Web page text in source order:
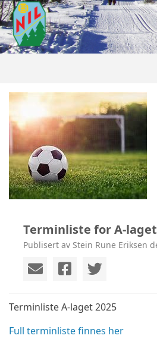
Terminliste for A-laget
Publisert av Stein Rune Eriksen
Terminliste A-laget 2025
Full terminliste finnes her